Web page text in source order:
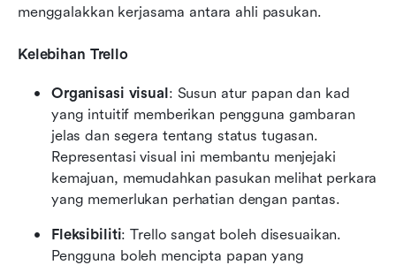
menggalakkan kerjasama antara ahli pasukan.
Kelebihan Trello
Organisasi visual: Susun atur papan dan kad
yang intuitif memberikan pengguna gambaran
jelas dan segera tentang status tugasan.
Representasi visual ini membantu menjejaki
kemajuan, memudahkan pasukan melihat perkara
yang memerlukan perhatian dengan pantas.
Fleksibiliti: Trello sangat boleh disesuaikan.
Pengguna boleh mencipta papan yang